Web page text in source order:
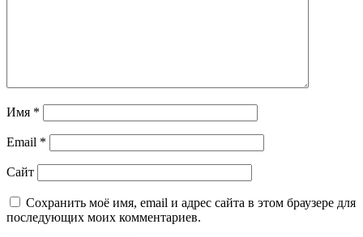
Имя *
Email *
Сайт
Сохранить моё имя, email и адрес сайта в этом браузере для
последующих моих комментариев.